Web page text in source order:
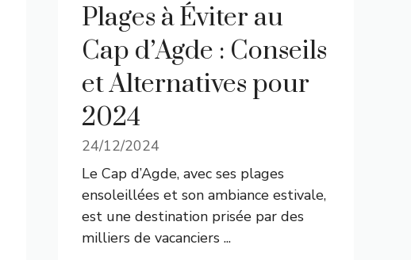
Plages à Éviter au
Cap d’Agde : Conseils
et Alternatives pour
2024
24/12/2024
Le Cap d’Agde, avec ses plages
ensoleillées et son ambiance estivale,
est une destination prisée par des
milliers de vacanciers ...